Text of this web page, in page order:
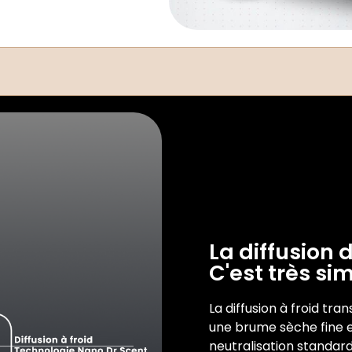
La diffusion
C'est très
La diffusion à froid
une brume sèche fine
neutralisation